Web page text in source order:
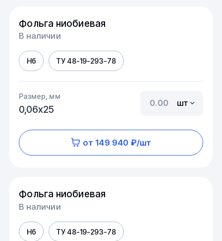
Фольга ниобиевая
В наличии
Нб ТУ 48-19-293-78
Размер, мм
0,06х25
шт
от 149 940 ₽/шт
Фольга ниобиевая
В наличии
Нб ТУ 48-19-293-78